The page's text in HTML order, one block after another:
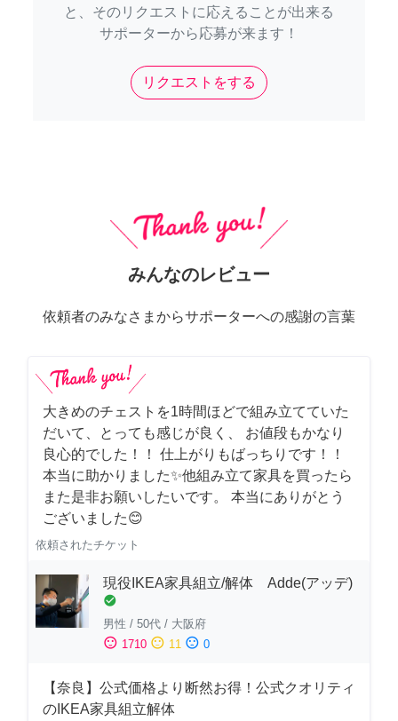
と、そのリクエストに応えることが出来る
サポーターから応募が来ます！
リクエストをする
みんなのレビュー
依頼者のみなさまからサポーターへの感謝の言葉
大きめのチェストを1時間ほどで組み立てていた
だいて、とっても感じが良く、 お値段もかなり
良心的でした！！ 仕上がりもばっちりです！！
本当に助かりました✨他組み立て家具を買ったら
また是非お願いしたいです。 本当にありがとう
ございました😊
依頼されたチケット
現役IKEA家具組立/解体 Adde(アッデ)
check_circle
男性 / 50代 / 大阪府
sentiment_satisfied 1710 sentiment_neutral 11 sentiment_dissatisfied 0
【奈良】公式価格より断然お得！公式クオリティ
のIKEA家具組立解体